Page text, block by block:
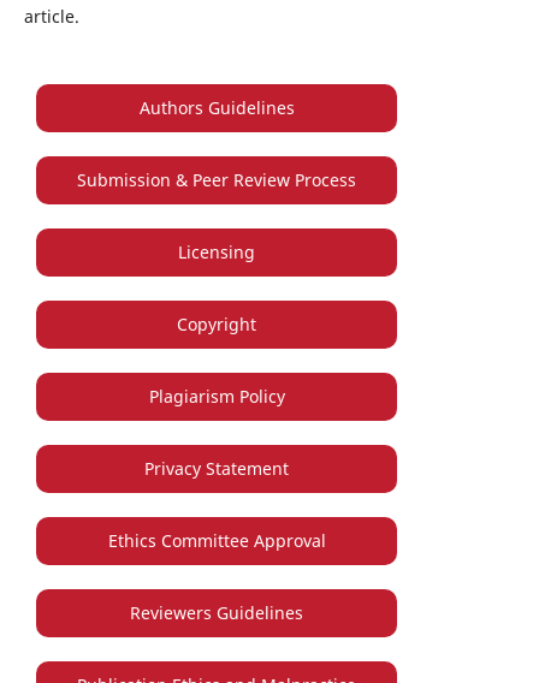
article.
Authors Guidelines
Submission & Peer Review Process
Licensing
Copyright
Plagiarism Policy
Privacy Statement
Ethics Committee Approval
Reviewers Guidelines